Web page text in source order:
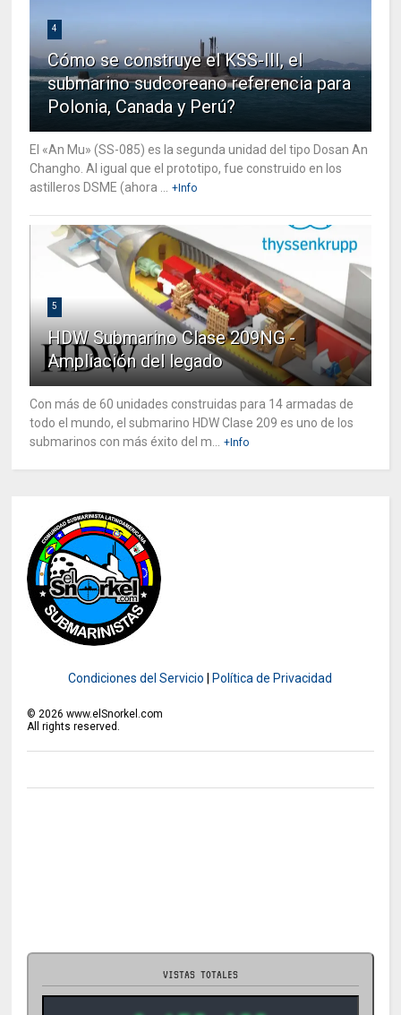
4
Cómo se construye el KSS-III, el
submarino sudcoreano referencia para
Polonia, Canada y Perú?
El «An Mu» (SS-085) es la segunda unidad del tipo Dosan An
Changho. Al igual que el prototipo, fue construido en los
astilleros DSME (ahora ... +Info
5
HDW Submarino Clase 209NG -
Ampliación del legado
Con más de 60 unidades construidas para 14 armadas de
todo el mundo, el submarino HDW Clase 209 es uno de los
submarinos con más éxito del m... +Info
Condiciones del Servicio Política de Privacidad
©2026 www.elSnorkel.com
All rights reserved.
VISTAS TOTALES